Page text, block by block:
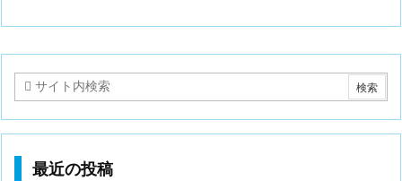
最近の投稿